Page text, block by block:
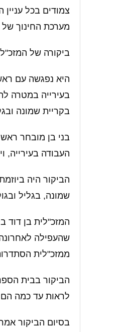
צמודים בכל
מערכת החינוך של
ביקורה של
היא נפגשה עם
בעירייה במטרה
בקריית שמונה
בני בן מובחר
העבודה
הביקור היה
שמונה, בגליל
המזכ"לית בן דוד
שהעפילה
ממזכ"לית
הביקור בבית
לראות עד כמה הם
בסיום הביקור